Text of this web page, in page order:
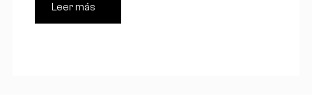
Leer más